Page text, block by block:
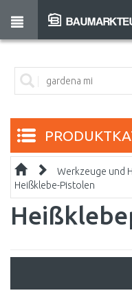
Werkzeuge und
Heißklebe-Pistolen